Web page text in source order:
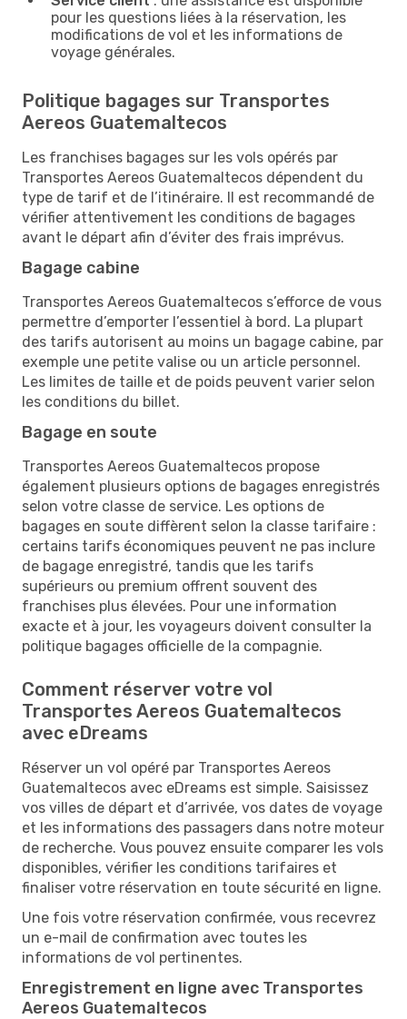
pour les questions liées à la réservation, les
modifications de vol et les informations de
voyage générales.
Politique bagages sur Transportes
Aereos Guatemaltecos
Les franchises bagages sur les vols opérés par
Transportes Aereos Guatemaltecos dépendent du
type de tarif et de l’itinéraire. Il est recommandé de
vérifier attentivement les conditions de bagages
avant le départ afin d’éviter des frais imprévus.
Bagage cabine
Transportes Aereos Guatemaltecos s’efforce de vous
permettre d’emporter l’essentiel à bord. La plupart
des tarifs autorisent au moins un bagage cabine, par
exemple une petite valise ou un article personnel.
Les limites de taille et de poids peuvent varier selon
les conditions du billet.
Bagage en soute
Transportes Aereos Guatemaltecos propose
également plusieurs options de bagages enregistrés
selon votre classe de service. Les options de
bagages en soute diffèrent selon la classe tarifaire :
certains tarifs économiques peuvent ne pas inclure
de bagage enregistré, tandis que les tarifs
supérieurs ou premium offrent souvent des
franchises plus élevées. Pour une information
exacte et à jour, les voyageurs doivent consulter la
politique bagages officielle de la compagnie.
Comment réserver votre vol
Transportes Aereos Guatemaltecos
avec eDreams
​​Réserver un vol opéré par Transportes Aereos
Guatemaltecos avec eDreams est simple. Saisissez
vos villes de départ et d’arrivée, vos dates de voyage
et les informations des passagers dans notre moteur
de recherche. Vous pouvez ensuite comparer les vols
disponibles, vérifier les conditions tarifaires et
finaliser votre réservation en toute sécurité en ligne.
Une fois votre réservation confirmée, vous recevrez
un e-mail de confirmation avec toutes les
informations de vol pertinentes.
Enregistrement en ligne avec Transportes
Aereos Guatemaltecos